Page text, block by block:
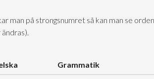
på strongsnumret så kan man se
Grammatik